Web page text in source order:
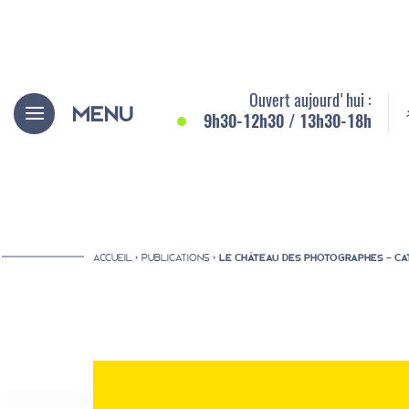
Menu
Ouvert aujourd'hui :
9h30-12h30 / 13h30-18h
Le musée et la ville
ACCUEIL PUBLICATIONS LE CHÂTEAU DES PHOTOGRAPHES -